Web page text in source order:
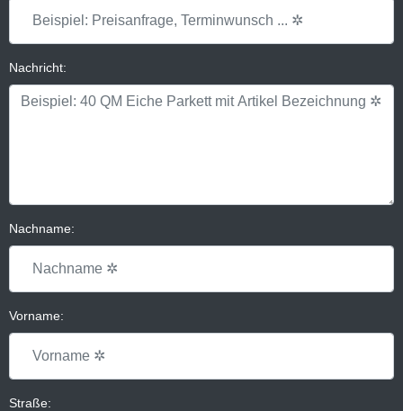
Nachricht:
Nachname:
Vorname:
Straße: